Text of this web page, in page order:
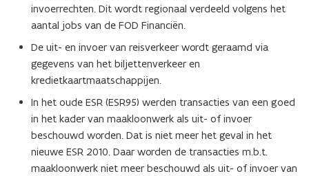
invoerrechten. Dit wordt regionaal verdeeld volgens het
aantal jobs van de FOD Financiën.
De uit- en invoer van reisverkeer wordt geraamd via
gegevens van het biljettenverkeer en
kredietkaartmaatschappijen.
In het oude ESR (ESR95) werden transacties van een goed
in het kader van maakloonwerk als uit- of invoer
beschouwd worden. Dat is niet meer het geval in het
nieuwe ESR 2010. Daar worden de transacties m.b.t.
maakloonwerk niet meer beschouwd als uit- of invoer van